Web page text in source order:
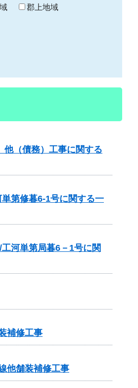
郡上地域
（債務）工事に関する
第修暮6-1号に関する一
河単第局暮6－1号に関
補修工事
他舗装補修工事